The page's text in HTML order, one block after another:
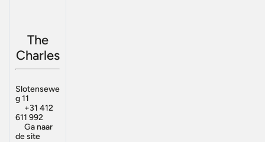
The
Charles
Slotensewe
g 11
+31 412
611 992
Ga naar
de site